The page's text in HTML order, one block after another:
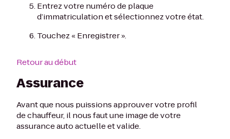
Entrez votre numéro de plaque
d’immatriculation et sélectionnez votre état.
Touchez « Enregistrer ».
Retour au début
Assurance
Avant que nous puissions approuver votre profil
de chauffeur, il nous faut une image de votre
assurance auto actuelle et valide.